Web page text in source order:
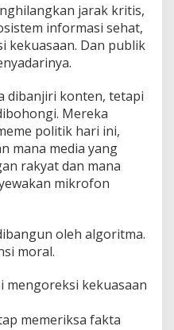
jarak kritis,
informasi sehat,
kekuasaan. Dan publik
dibanjiri konten, tetapi
Mereka
politik hari ini,
mana media yang
rakyat dan mana
mikrofon
oleh algoritma.
moral.
mengoreksi kekuasaan
memeriksa fakta